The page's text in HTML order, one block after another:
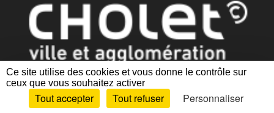
Ce site utilise des cookies et vous donne le contrôle sur
ceux que vous souhaitez activer
Tout accepter Tout refuser
Personnaliser
Mentions légales|Politique de confidentialité
des cookies |Plan du site Accessibilité : partiellement conforme